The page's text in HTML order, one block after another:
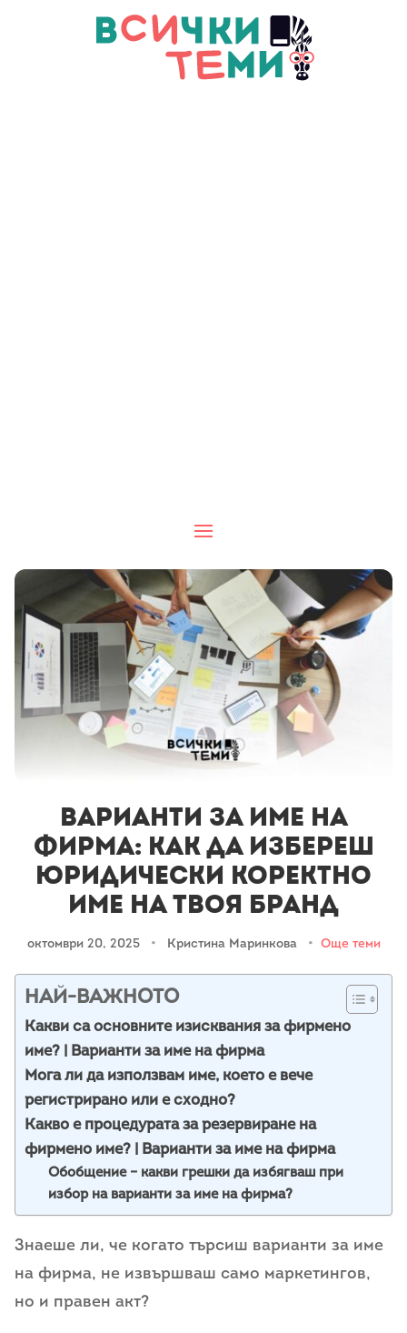
Варианти за име на
фирма: Как да избереш
юридически коректно
име на твоя бранд
октомври 20, 2025 • Кристина Маринкова • Още теми
НАЙ-ВАЖНОТО
Какви са основните изисквания за фирмено
име? | Варианти за име на фирма
Мога ли да използвам име, което е вече
регистрирано или е сходно?
Какво е процедурата за резервиране на
фирмено име? | Варианти за име на фирма
Обобщение – какви грешки да избягваш при
избор на варианти за име на фирма?
Знаеше ли, че когато търсиш варианти за име
на фирма, не извършваш само маркетингов,
но и правен акт?